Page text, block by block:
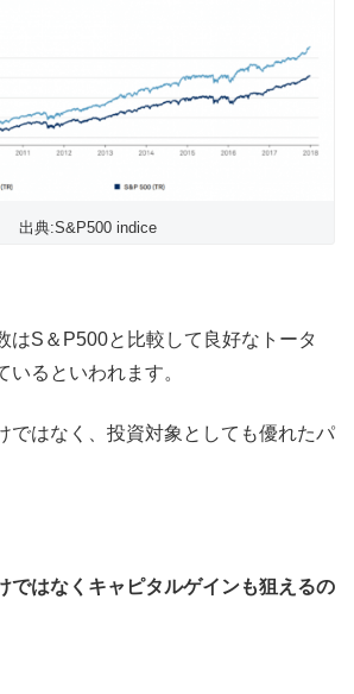
出典:S&P500 indice
はS＆P500と比較して良好なトータ
いるといわれます。
ではなく、投資対象としても優れたパ
ではなくキャピタルゲインも狙えるの